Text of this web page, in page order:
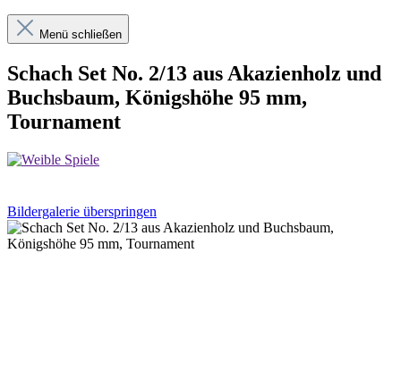
Menü schließen
Schach Set No. 2/13 aus Akazienholz und
Buchsbaum, Königshöhe 95 mm,
Tournament
Bildergalerie überspringen